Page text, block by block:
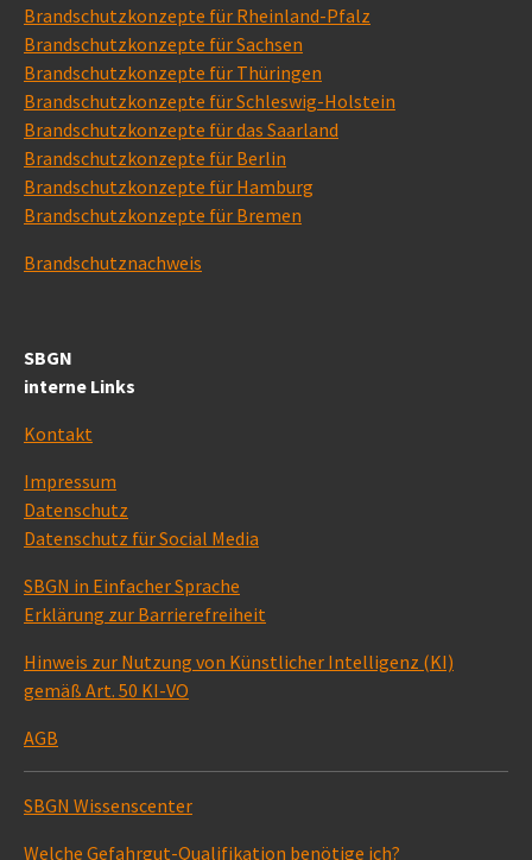
Brandschutzkonzepte für Rheinland-Pfalz
Brandschutzkonzepte für Sachsen
Brandschutzkonzepte für Thüringen
Brandschutzkonzepte für Schleswig-Holstein
Brandschutzkonzepte für das Saarland
Brandschutzkonzepte für Berlin
Brandschutzkonzepte für Hamburg
Brandschutzkonzepte für Bremen
Brandschutznachweis
SBGN
interne Links
Kontakt
Impressum
Datenschutz
Datenschutz für Social Media
SBGN in Einfacher Sprache
Erklärung zur Barrierefreiheit
Hinweis zur Nutzung von Künstlicher Intelligenz (KI)
gemäß Art. 50 KI-VO
AGB
SBGN Wissenscenter
Welche Gefahrgut-Qualifikation benötige ich?